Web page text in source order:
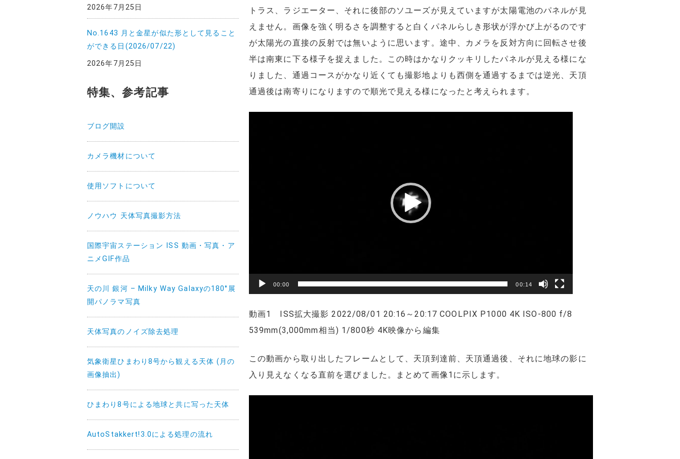
トラス、ラジエーター、それに後部のソユーズが見えていますが太陽電池のパネルが見
えません。画像を強く明るさを調整すると白くパネルらしき形状が浮かび上がるのです
が太陽光の直接の反射では無いように思います。途中、カメラを反対方向に回転させ後
半は南東に下る様子を捉えました。この時はかなりクッキリしたパネルが見える様にな
りました、通過コースがかなり近くても撮影地よりも西側を通過するまでは逆光、天頂
通過後は南寄りになりますので順光で見える様になったと考えられます。
00:00 00:14
動画1 ISS拡大撮影 2022/08/01 20:16～20:17 COOLPIX P1000 4K ISO-800 f/8
539mm(3,000mm相当) 1/800秒 4K映像から編集
この動画から取り出したフレームとして、天頂到達前、天頂通過後、それに地球の影に
入り見えなくなる直前を選びました。まとめて画像1に示します。
2026年7月25日
No.1643 月と金星が似た形として見ること
ができる日(2026/07/22)
2026年7月25日
特集、参考記事
ブログ開設
カメラ機材について
使用ソフトについて
ノウハウ 天体写真撮影方法
国際宇宙ステーション ISS 動画・写真・ア
ニメGIF作品
天の川 銀河 – Milky Way Galaxyの180°展
開パノラマ写真
天体写真のノイズ除去処理
気象衛星ひまわり8号から観える天体 (月の
画像抽出)
ひまわり8号による地球と共に写った天体
AutoStakkert!3.0による処理の流れ